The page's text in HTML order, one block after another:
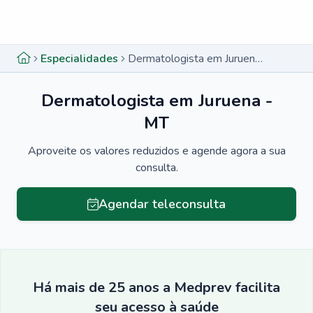
Especialidades Dermatologista em Juruena - MT
Dermatologista em Juruena -
MT
Aproveite os valores reduzidos e agende agora a sua
consulta.
Agendar teleconsulta
Há mais de 25 anos a Medprev facilita
seu acesso à saúde